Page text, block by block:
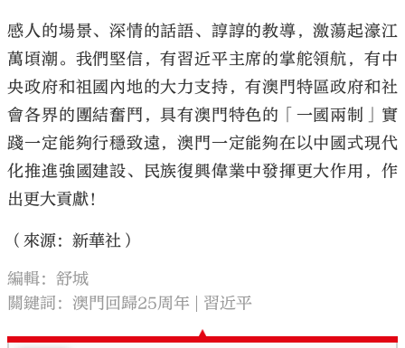
感人的場景、深情的話語、諄諄的教導，激蕩起濠江
萬頃潮。我們堅信，有習近平主席的掌舵領航，有中
央政府和祖國內地的大力支持，有澳門特區政府和社
會各界的團結奮鬥，具有澳門特色的「一國兩制」實
踐一定能夠行穩致遠，澳門一定能夠在以中國式現代
化推進強國建設、民族復興偉業中發揮更大作用，作
出更大貢獻！
（來源：新華社）
編輯：舒城
關鍵詞：澳門回歸25周年 習近平